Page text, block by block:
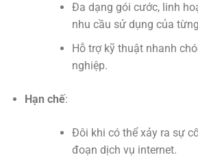
Đa dạng gói cước, linh
nhu cầu sử dụng của
Hỗ trợ kỹ thuật nhanh
nghiệp.
Hạn chế:
Đôi khi có thể xảy ra sự
đoạn dịch vụ internet.